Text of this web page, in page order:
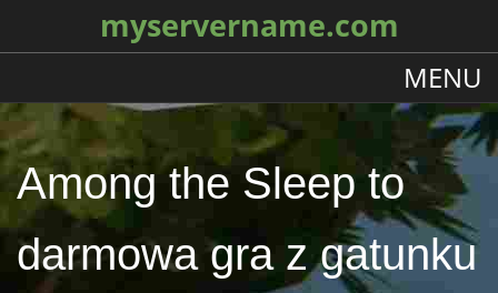
myservername.com
MENU
Among the Sleep to
darmowa gra z gatunku